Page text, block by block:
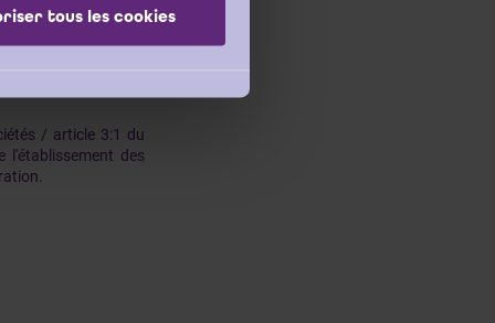
tous les cookies
le droit d’engager
/ article 3:1 du
l'établissement des